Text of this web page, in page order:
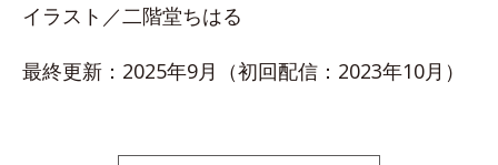
イラスト／二階堂ちはる
最終更新：2025年9月（初回配信：2023年10月）